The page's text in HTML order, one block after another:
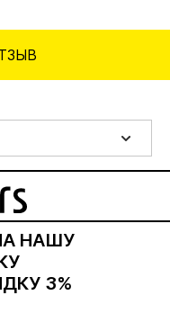
НАШУ
3%